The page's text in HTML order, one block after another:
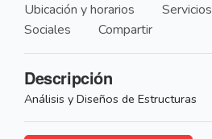
Ubicación y horarios Servicios
Sociales
Compartir
Descripción
Análisis y Diseños de Estructuras